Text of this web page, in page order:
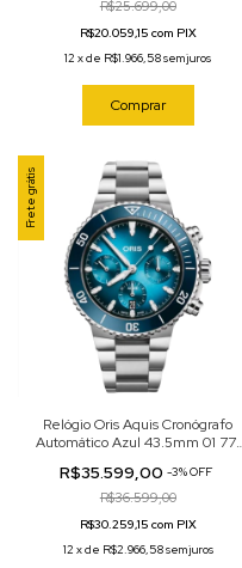
R$25.699,00
R$20.059,15 com PIX
12 xde R$1.966,58sem juros
Comprar
Frete grátis
Relógio Oris Aquis Cronógrafo
Automático Azul 43.5mm 01 771
R$35.599,00 -3%OFF
R$36.599,00
R$30.259,15 com PIX
12 xde R$2.966,58sem juros